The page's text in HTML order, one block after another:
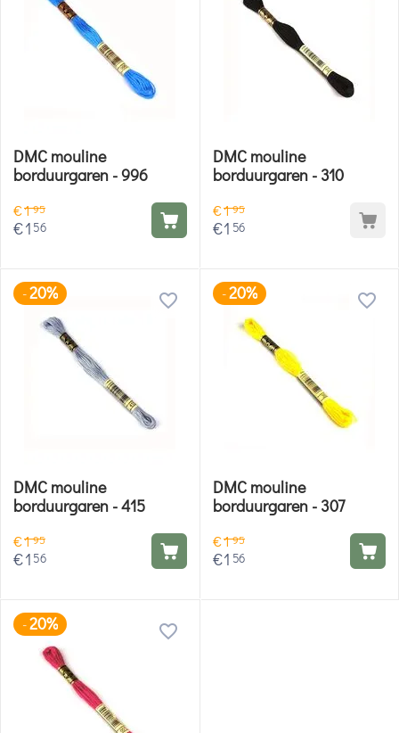
DMC mouline
borduurgaren - 996
€195
€1 56
DMC mouline
borduurgaren - 310
€195
€1 56
-20%
DMC mouline
borduurgaren - 415
€195
€1 56
-20%
DMC mouline
borduurgaren - 307
€195
€1 56
-20%